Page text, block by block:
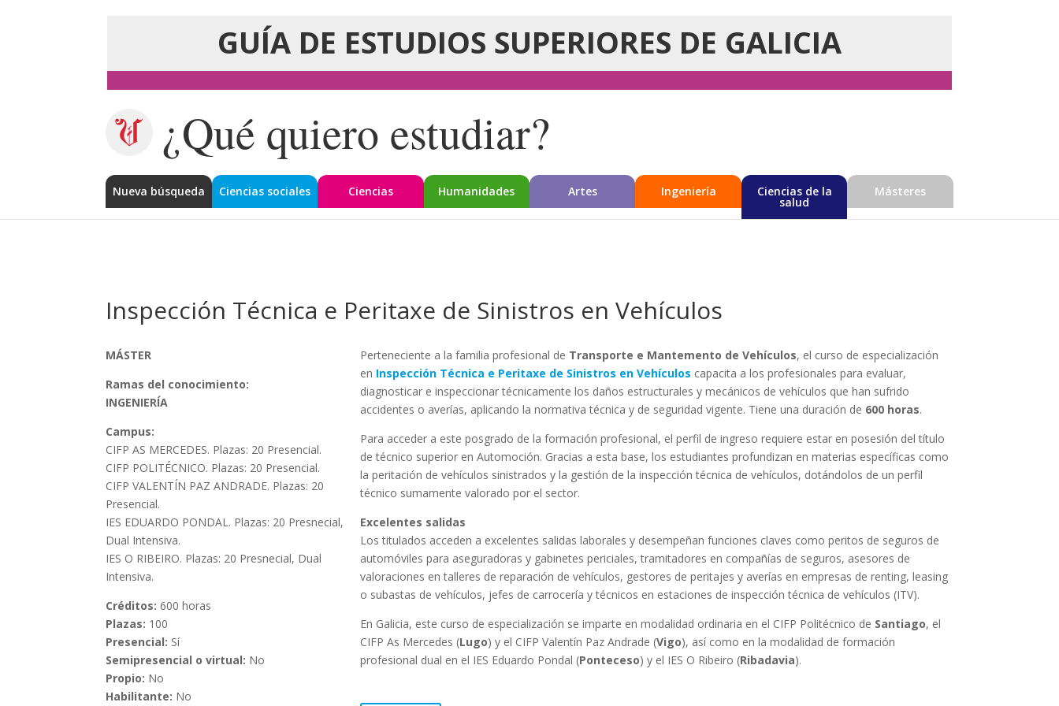
GUÍA DE ESTUDIOS SUPERIORES DE GALICIA
¿Qué quiero estudiar?
Nueva búsqueda Ciencias sociales Ciencias Humanidades Artes Ingeniería Ciencias de la
salud
Másteres
Inspección Técnica e Peritaxe de Sinistros en Vehículos
MÁSTER
Ramas del conocimiento:
INGENIERÍA
Campus:
CIFP AS MERCEDES. Plazas: 20 Presencial.
CIFP POLITÉCNICO. Plazas: 20 Presencial.
CIFP VALENTÍN PAZ ANDRADE. Plazas: 20
Presencial.
IES EDUARDO PONDAL. Plazas: 20 Presnecial,
Dual Intensiva.
IES O RIBEIRO. Plazas: 20 Presnecial, Dual
Intensiva.
Créditos: 600 horas
Plazas: 100
Presencial: Sí
Semipresencial o virtual: No
Propio: No
Habilitante: No
Perteneciente a la familia profesional de Transporte e Mantemento de Vehículos, el curso de especialización
en Inspección Técnica e Peritaxe de Sinistros en Vehículos capacita a los profesionales para evaluar,
diagnosticar e inspeccionar técnicamente los daños estructurales y mecánicos de vehículos que han sufrido
accidentes o averías, aplicando la normativa técnica y de seguridad vigente. Tiene una duración de 600 horas.
Para acceder a este posgrado de la formación profesional, el perfil de ingreso requiere estar en posesión del título
de técnico superior en Automoción. Gracias a esta base, los estudiantes profundizan en materias específicas como
la peritación de vehículos sinistrados y la gestión de la inspección técnica de vehículos, dotándolos de un perfil
técnico sumamente valorado por el sector.
Excelentes salidas
Los titulados acceden a excelentes salidas laborales y desempeñan funciones claves como peritos de seguros de
automóviles para aseguradoras y gabinetes periciales, tramitadores en compañías de seguros, asesores de
valoraciones en talleres de reparación de vehículos, gestores de peritajes y averías en empresas de renting, leasing
o subastas de vehículos, jefes de carrocería y técnicos en estaciones de inspección técnica de vehículos (ITV).
En Galicia, este curso de especialización se imparte en modalidad ordinaria en el CIFP Politécnico de Santiago, el
CIFP As Mercedes (Lugo) y el CIFP Valentín Paz Andrade (Vigo), así como en la modalidad de formación
profesional dual en el IES Eduardo Pondal (Ponteceso) y el IES O Ribeiro (Ribadavia).